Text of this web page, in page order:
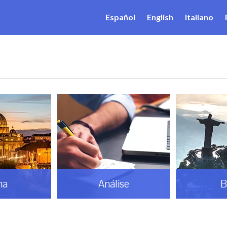
Español English Italiano
Análise